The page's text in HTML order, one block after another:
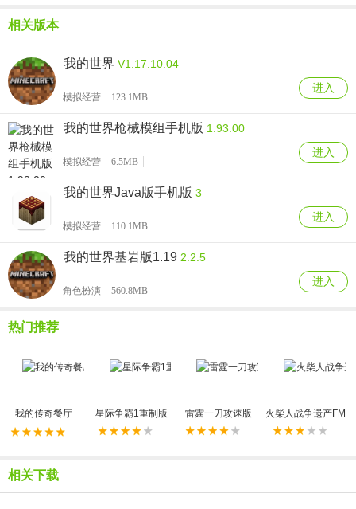
相关版本
我的世界 V1.17.10.04
模拟经营 123.1MB
进入
我的世界枪械模组手机版 1.93.00
模拟经营 6.5MB
进入
我的世界Java版手机版 3
模拟经营 110.1MB
进入
我的世界基岩版1.19 2.2.5
角色扮演 560.8MB
进入
热门推荐
我的传奇餐厅 星际争霸1重制版 雷霆一刀攻速版 火柴人战争遗产FM
相关下载